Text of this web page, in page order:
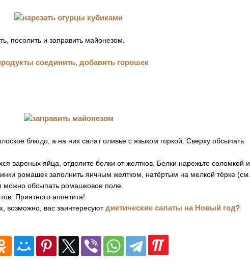
посолить и заправить майонезом.
блюдо, а на них салат оливье с языком горкой. Сверху обсыпать
вареных яйца, отделите белки от желтков. Белки нарежьте соломкой и
ромашек заполнить яичным желтком, натёртым на мелкой тёрке (см.
обсыпать ромашковое поле.
Приятного аппетита!
возможно, вас заинтересуютдиетические салаты на Новый год?